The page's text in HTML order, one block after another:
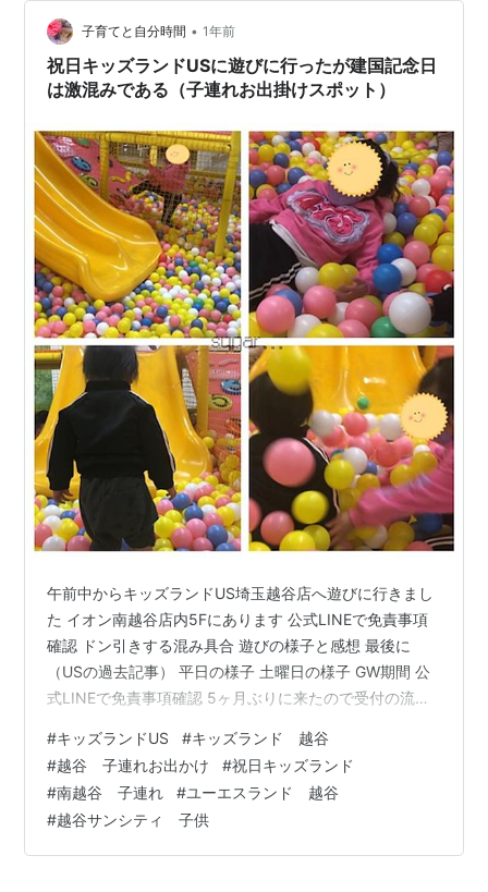
子育てと自分時間 • 1年前
祝日キッズランドUSに遊びに行ったが建国記念日
は激混みである（子連れお出掛けスポット）
午前中からキッズランドUS埼玉越谷店へ遊びに行きまし
た イオン南越谷店内5Fにあります 公式LINEで免責事項
確認 ドン引きする混み具合 遊びの様子と感想 最後に
（USの過去記事） 平日の様子 土曜日の様子 GW期間 公
式LINEで免責事項確認 5ヶ月ぶりに来たので受付の流れ
に受付しているので、たしか公式LINEで何かするんだっ
け？と焦って確認 キッズランドUSの入場前には公式
LINEから免責事項確認をして送信を押すというシステム
初めて行く場合には受付でスタッフの方が丁寧に教えて
くれますのでご安心ください いろいろな室内パークに行
#キッズランドUS #キッズランド 越谷
#越谷 子連れお出かけ #祝日キッズランド
#南越谷 子連れ #ユーエスランド 越谷
#越谷サンシティ 子供